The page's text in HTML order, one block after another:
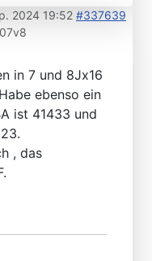
2024 19:52 #337639
in 7 und 8Jx16
ebenso ein
ist 41433 und
, das